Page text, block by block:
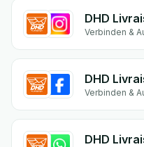
Verbinden &
Verbinden &
DHD